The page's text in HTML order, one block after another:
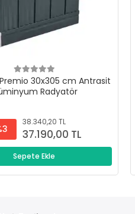
30x305 cm Antrasit
Radyatör
38.340,20 TL
37.190,00 TL
Sepete Ekle